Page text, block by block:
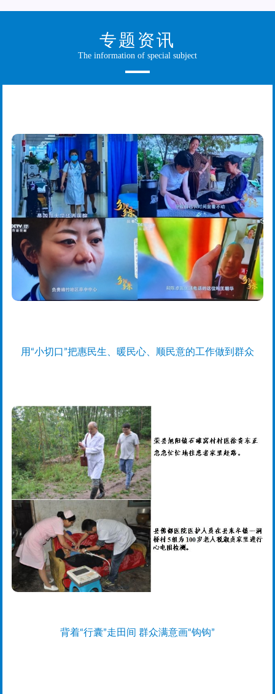
专题资讯
The information of special subject
用“小切口”把惠民生、暖民心、顺民意的工作做到群众
背着“行囊”走田间 群众满意画“钩钩”